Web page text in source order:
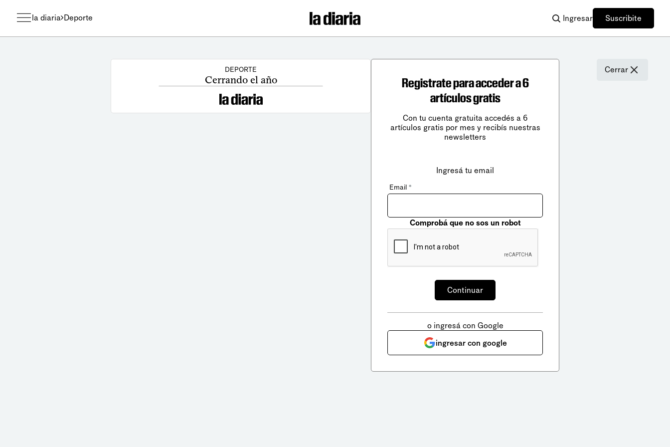
la diaria Deporte Ingresar Suscribite
DEPORTE
Cerrando el año
Cerrar
Registrate para acceder a 6
artículos gratis
Con tu cuenta gratuita accedés a 6
artículos gratis por mes y recibís nuestras
newsletters
Ingresá tu email
Email *
Comprobá que no sos un robot
o ingresá con Google
ingresar con google